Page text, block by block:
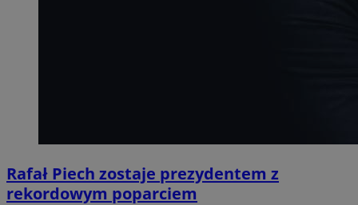
Rafał Piech zostaje prezydentem z
rekordowym poparciem